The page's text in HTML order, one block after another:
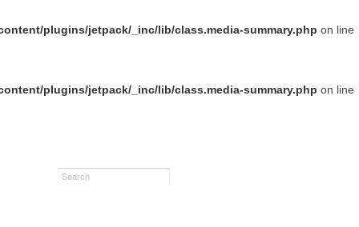
plugins/jetpack/_inc/lib/class.media-summary.php on line
plugins/jetpack/_inc/lib/class.media-summary.php on line